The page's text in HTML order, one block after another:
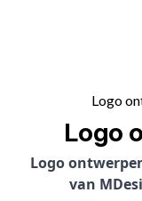
Logo
Logo
Logo
van